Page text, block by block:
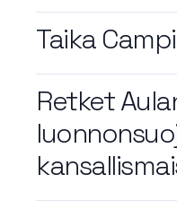
Taika
Retket